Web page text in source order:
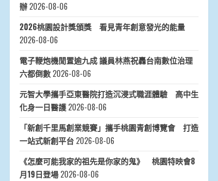
辦 2026-08-06
2026桃園設計獎頒獎 看見青年創意發光的能量
2026-08-06
電子鞭炮機閒置逾九成 議員林燕祝轟台南數位治理
六都倒數 2026-08-06
元智大學攜手亞東醫院打造沉浸式職涯體驗 高中生
化身一日醫護 2026-08-06
「新創千里馬創業競賽」攜手桃園青創博覽會 打造
一站式新創平台 2026-08-06
《怎麼可能我家的祖先是你家的鬼》 桃園特映會8
月19日登場 2026-08-06